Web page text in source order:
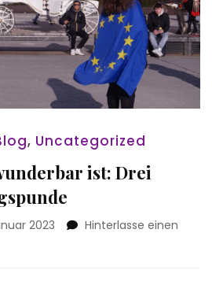
, Uncategorized
ist: Drei
2023
Hinterlasse einen